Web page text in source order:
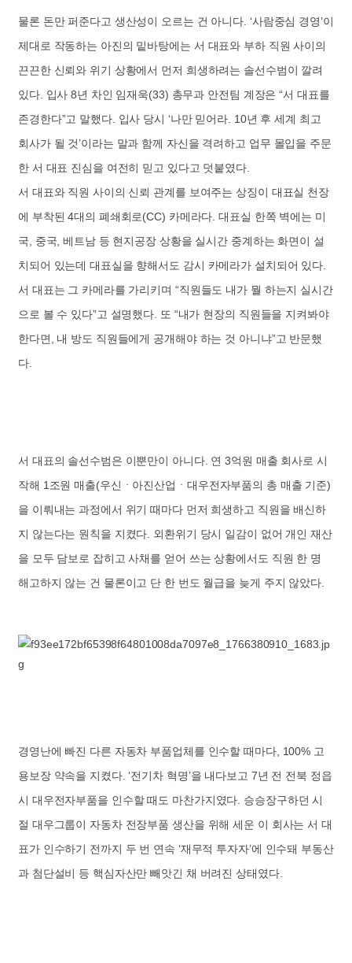
물론 돈만 퍼준다고 생산성이 오르는 건 아니다. ‘사람중심 경영’이
제대로 작동하는 아진의 밑바탕에는 서 대표와 부하 직원 사이의
끈끈한 신뢰와 위기 상황에서 먼저 희생하려는 솔선수범이 깔려
있다. 입사 8년 차인 임재욱(33) 총무과 안전팀 계장은 “서 대표를
존경한다”고 말했다. 입사 당시 ‘나만 믿어라. 10년 후 세계 최고
회사가 될 것’이라는 말과 함께 자신을 격려하고 업무 몰입을 주문
한 서 대표 진심을 여전히 믿고 있다고 덧붙였다.
서 대표와 직원 사이의 신뢰 관계를 보여주는 상징이 대표실 천장
에 부착된 4대의 폐쇄회로(CC) 카메라다. 대표실 한쪽 벽에는 미
국, 중국, 베트남 등 현지공장 상황을 실시간 중계하는 화면이 설
치되어 있는데 대표실을 향해서도 감시 카메라가 설치되어 있다.
서 대표는 그 카메라를 가리키며 “직원들도 내가 뭘 하는지 실시간
으로 볼 수 있다”고 설명했다. 또 “내가 현장의 직원들을 지켜봐야
한다면, 내 방도 직원들에게 공개해야 하는 것 아니냐”고 반문했
다.
서 대표의 솔선수범은 이뿐만이 아니다. 연 3억원 매출 회사로 시
작해 1조원 매출(우신ㆍ아진산업ㆍ대우전자부품의 총 매출 기준)
을 이뤄내는 과정에서 위기 때마다 먼저 희생하고 직원을 배신하
지 않는다는 원칙을 지켰다. 외환위기 당시 일감이 없어 개인 재산
을 모두 담보로 잡히고 사채를 얻어 쓰는 상황에서도 직원 한 명
해고하지 않는 건 물론이고 단 한 번도 월급을 늦게 주지 않았다.
경영난에 빠진 다른 자동차 부품업체를 인수할 때마다, 100% 고
용보장 약속을 지켰다. ‘전기차 혁명’을 내다보고 7년 전 전북 정읍
시 대우전자부품을 인수할 때도 마찬가지였다. 승승장구하던 시
절 대우그룹이 자동차 전장부품 생산을 위해 세운 이 회사는 서 대
표가 인수하기 전까지 두 번 연속 ‘재무적 투자자’에 인수돼 부동산
과 첨단설비 등 핵심자산만 빼앗긴 채 버려진 상태였다.